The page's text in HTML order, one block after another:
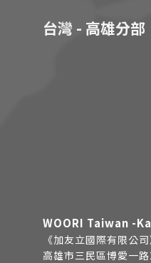
台灣 - 高雄分部
WOORI Taiwan -
《加友立國際有限公司
高雄市三民區博愛一